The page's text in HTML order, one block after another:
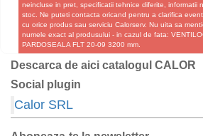
neincluse in pret, specificatii tehnice diferite, informatii
stoc. Ne puteti contacta oricand pentru a clarifica
cu orice produs sau serviciu Calorserv. Nu uita sa
numele exact al produsului - in cazul de fata:
PARDOSEALA FLT 20-09 3200 mm.
Descarca de aici catalogul CALOR
Social plugin
Calor SRL